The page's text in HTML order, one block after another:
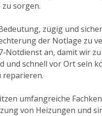
sorgen.
zügig und
der Notlage zu
Notdienst an, damit wir
und schnell vor Ort sein
reparieren.
umfangreiche
von Heizungen und